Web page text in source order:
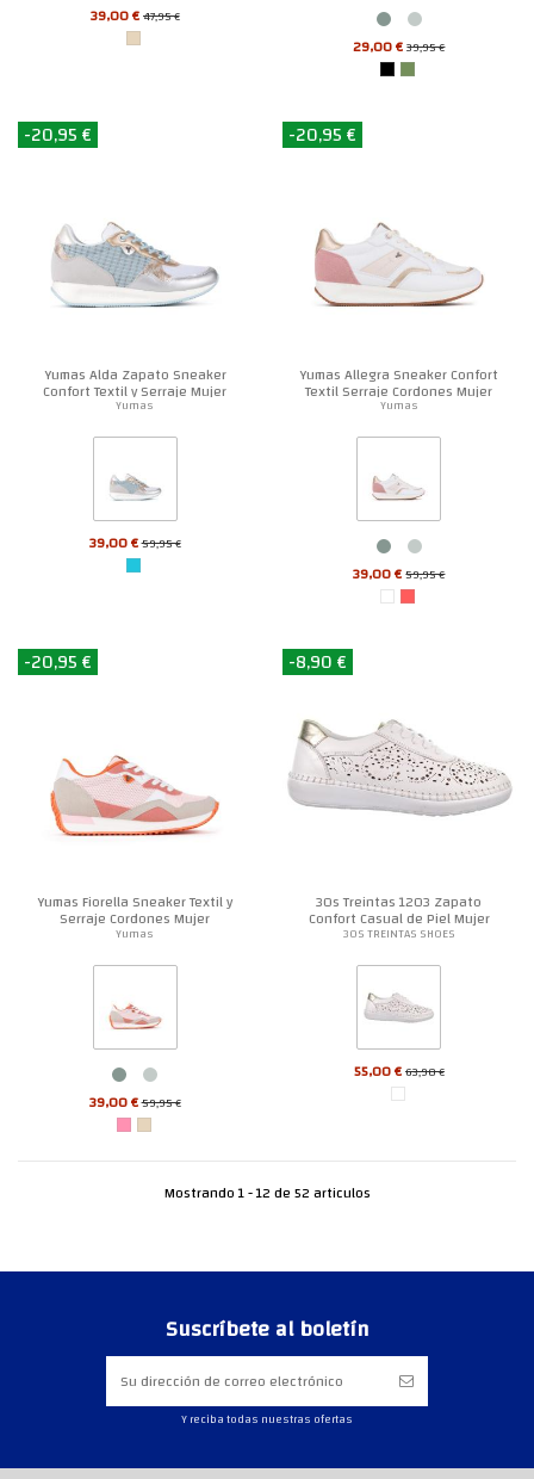
39,00 €47,95 €
29,00 €39,95 €
-20,95 €
Yumas Alda Zapato Sneaker
Confort Textil y Serraje Mujer
Yumas
39,00 €59,95 €
-20,95 €
Yumas Allegra Sneaker Confort
Textil Serraje Cordones Mujer
Yumas
39,00 €59,95 €
-20,95 €
Yumas Fiorella Sneaker Textil y
Serraje Cordones Mujer
Yumas
39,00 €59,95 €
-8,90 €
30s Treintas 1203 Zapato
Confort Casual de Piel Mujer
30S TREINTAS SHOES
55,00 €63,90 €
Mostrando 1 - 12 de 52 articulos
Suscríbete al boletín
Y reciba todas nuestras ofertas